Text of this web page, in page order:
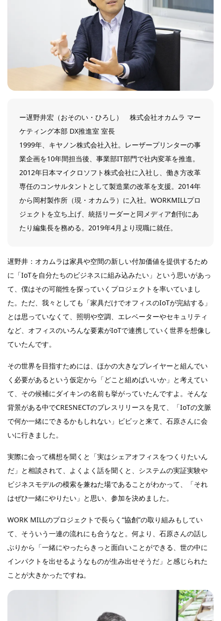
ー遅野井宏（おそのい・ひろし） 株式会社オカムラ マー
ケティング本部 DX推進室 室長
1999年、キヤノン株式会社入社。レーザープリンターの事
業企画を10年間担当後、事業部IT部門で社内変革を推進。
2012年日本マイクロソフト株式会社に入社し、働き方改革
専任のコンサルタントとして製造業の改革を支援。2014年
から岡村製作所（現・オカムラ）に入社。WORKMILLプロ
ジェクトを立ち上げ、統括リーダーと同メディア創刊にあ
たり編集長を務める。2019年4月より現職に就任。
遅野井：オカムラは家具や空間の新しい付加価値を提供するため
に「IoTを自分たちのビジネスに組み込みたい」という思いがあっ
て、僕はその可能性を探っていくプロジェクトを率いていまし
た。ただ、我々としても「家具だけでオフィスのIoTが完結する」
とは思っていなくて、照明や空調、エレベーターやセキュリティ
など、オフィスのいろんな要素がIoTで連携していく世界を想像し
ていたんです。
その世界を目指すためには、ほかの大きなプレイヤーと組んでい
く必要があるという仮定から「どこと組めばいいか」と考えてい
て、その候補にダイキンの名前も挙がっていたんですよ。そんな
背景がある中でCRESNECTのプレスリリースを見て、「IoTの文脈
で何か一緒にできるかもしれない」ビビッと来て、石原さんに会
いに行きました。
実際に会って構想を聞くと「実はシェアオフィスをつくりたいん
だ」と相談されて、よくよく話を聞くと、システムの実証実験や
ビジネスモデルの模索を兼ねた場であることがわかって、「それ
はぜひ一緒にやりたい」と思い、参加を決めました。
WORK MILLのプロジェクトで長らく“協創”の取り組みもしてい
て、そういう一連の流れにも合うなと。何より、石原さんの話し
ぶりから「一緒にやったらきっと面白いことができる、世の中に
インパクトを出せるようなものが生み出せそうだ」と感じられた
ことが大きかったですね。